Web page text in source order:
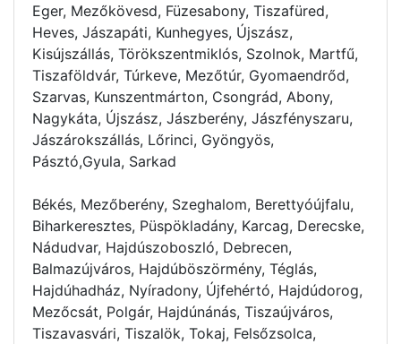
Eger, Mezőkövesd, Füzesabony, Tiszafüred,
Heves, Jászapáti, Kunhegyes, Újszász,
Kisújszállás, Törökszentmiklós, Szolnok, Martfű,
Tiszaföldvár, Túrkeve, Mezőtúr, Gyomaendrőd,
Szarvas, Kunszentmárton, Csongrád, Abony,
Nagykáta, Újszász, Jászberény, Jászfényszaru,
Jászárokszállás, Lőrinci, Gyöngyös,
Pásztó,Gyula, Sarkad
Békés, Mezőberény, Szeghalom, Berettyóújfalu,
Biharkeresztes, Püspökladány, Karcag, Derecske,
Nádudvar, Hajdúszoboszló, Debrecen,
Balmazújváros, Hajdúböszörmény, Téglás,
Hajdúhadház, Nyíradony, Újfehértó, Hajdúdorog,
Mezőcsát, Polgár, Hajdúnánás, Tiszaújváros,
Tiszavasvári, Tiszalök, Tokaj, Felsőzsolca,